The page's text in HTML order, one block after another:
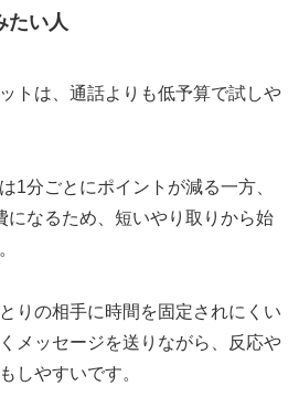
たい人
トは、通話よりも低予算で試しや
1分ごとにポイントが減る一方、
になるため、短いやり取りから始
りの相手に時間を固定されにくい
メッセージを送りながら、反応や
しやすいです。